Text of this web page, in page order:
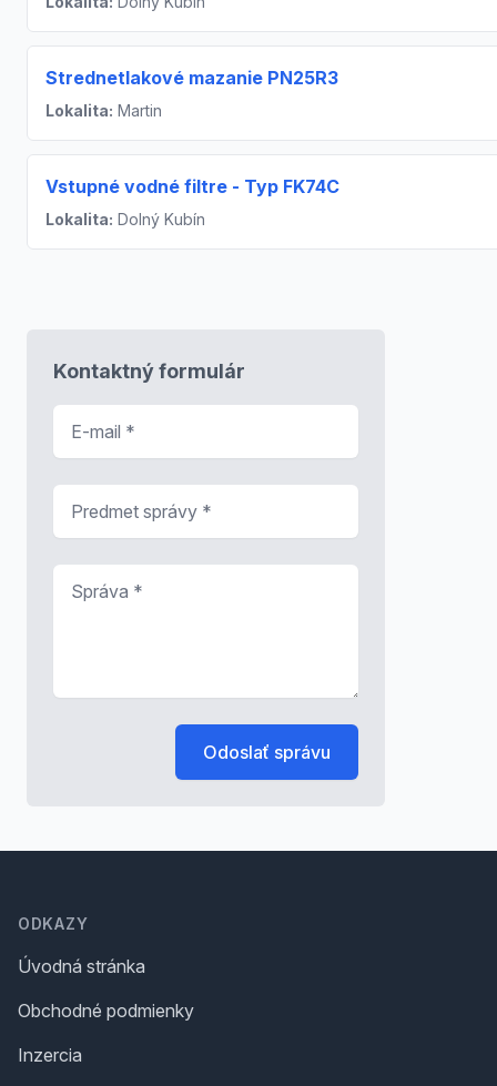
Strednetlakové mazanie PN25R3
Lokalita: Martin
Vstupné vodné filtre - Typ FK74C
Lokalita: Dolný Kubín
Kontaktný formulár
Odoslať správu
ODKAZY
Úvodná stránka
Obchodné podmienky
Inzercia